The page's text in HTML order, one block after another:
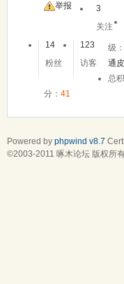
友 举报
3
关注
14
粉丝
123
访客
级
通
总积
分： 41
Powered by phpwind v8.7
©2003-2011 啄木论坛 版权所